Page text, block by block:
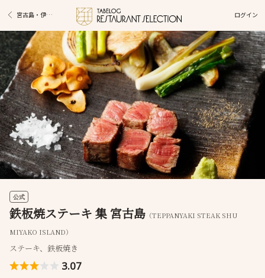
宮古島・伊良部島・多良間島グルメ ログイン
公式
鉄板焼ステーキ 集 宮古島 （TEPPANYAKI STEAK SHU
MIYAKO ISLAND）
ステーキ、鉄板焼き
3.07